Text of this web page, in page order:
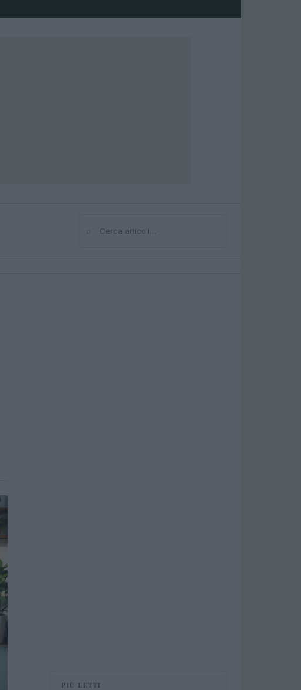
⌕Cerca
PIÙ LETTI